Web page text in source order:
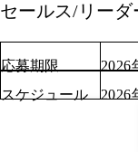
セールス/リーダ
応募期限
2026
スケジュール
2026